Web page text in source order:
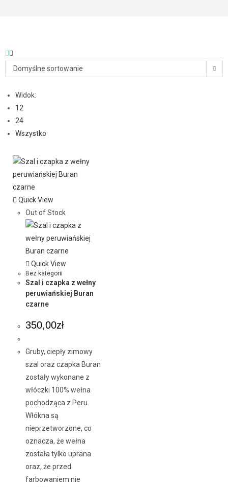
Domyślne sortowanie
Widok:
12
24
Wszystko
Quick View
Out of Stock
Quick View
Bez kategorii
Szal i czapka z wełny
peruwiańskiej Buran
czarne
350,00zł
Gruby, ciepły zimowy
szal oraz czapka Buran
zostały wykonane z
włóczki 100% wełna
pochodząca z Peru.
Włókna są
nieprzetworzone, co
oznacza, że wełna
została tylko uprana
oraz, że przed
farbowaniem nie